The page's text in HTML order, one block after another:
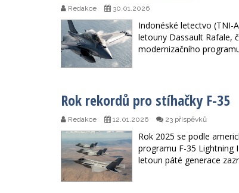
Redakce 30.01.2026
Indonéské letectvo (TNI-
letouny Dassault Rafale,
modernizačního
Rok rekordů pro stíhačky F-35
Redakce 12.01.2026 23 příspěvků
Rok 2025 se podle
programu F-35 Lightning
letoun páté generace